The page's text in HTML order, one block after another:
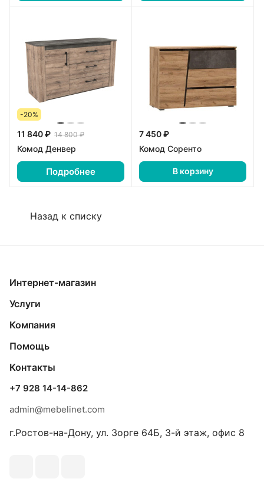
-20%
11 840 ₽ 14 800 ₽
Комод Денвер
Подробнее
7 450 ₽
Комод Соренто
В корзину
Назад к списку
Интернет-магазин
Услуги
Компания
Помощь
Контакты
+7 928 14-14-862
admin@mebelinet.com
г.Ростов-на-Дону, ул. Зорге 64Б, 3-й этаж, офис 8